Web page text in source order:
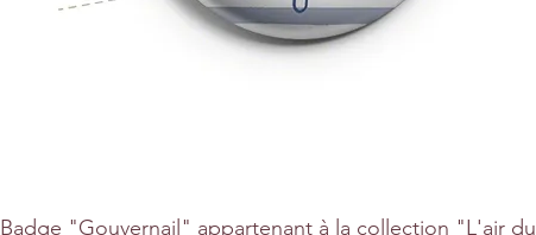
Badge "Gouvernail" appartenant à la collection "L'air du